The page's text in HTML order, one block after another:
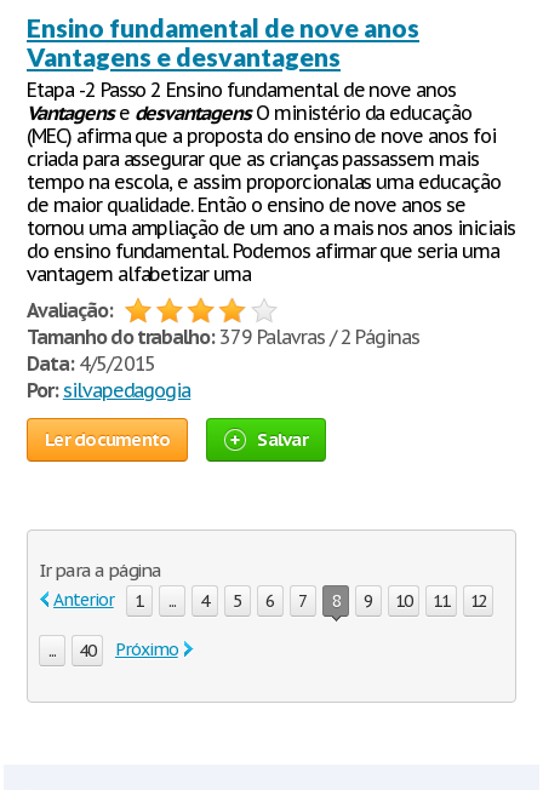
Ensino fundamental de nove anos
Vantagens e desvantagens
Etapa -2 Passo 2 Ensino fundamental de nove anos
Vantagense desvantagensO ministério da educação
(MEC) afirma que a proposta do ensino de nove anos foi
criada para assegurar que as crianças passassem mais
tempo na escola, e assim proporcionalas uma educação
de maior qualidade. Então o ensino de nove anos se
tornou uma ampliação de um ano a mais nos anos iniciais
do ensino fundamental. Podemos afirmar que seria uma
vantagem alfabetizar uma
Avaliação:
Tamanho do trabalho:379 Palavras / 2 Páginas
Data:4/5/2015
Por: silvapedagogia
Ler documento Salvar
Ir para a página
Anterior 1 ... 4 5 6 7 8 9 10 11 12
... 40 Próximo